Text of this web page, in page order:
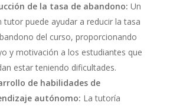
de la tasa de abandono: Un
tutor puede ayudar a reducir la tasa
del curso, proporcionando
y motivación a los estudiantes que
estar teniendo dificultades.
de habilidades de
autónomo: La tutoría